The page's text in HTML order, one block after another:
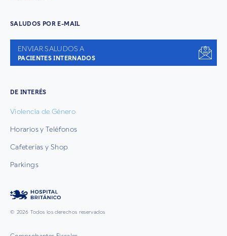
SALUDOS POR E-MAIL
ENVIAR SALUDOS A
PACIENTES INTERNADOS
DE INTERÉS
Violencia de Género
Horarios y Teléfonos
Cafeterías y Shop
Parkings
© 2026 Todos los derechos reservados